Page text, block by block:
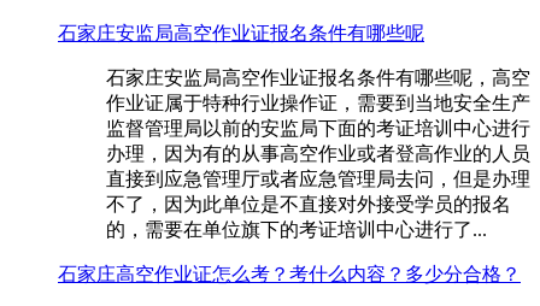
石家庄安监局高空作业证报名条件有哪些呢
石家庄安监局高空作业证报名条件有哪些呢，高空
作业证属于特种行业操作证，需要到当地安全生产
监督管理局以前的安监局下面的考证培训中心进行
办理，因为有的从事高空作业或者登高作业的人员
直接到应急管理厅或者应急管理局去问，但是办理
不了，因为此单位是不直接对外接受学员的报名
的，需要在单位旗下的考证培训中心进行了...
石家庄高空作业证怎么考？考什么内容？多少分合格？